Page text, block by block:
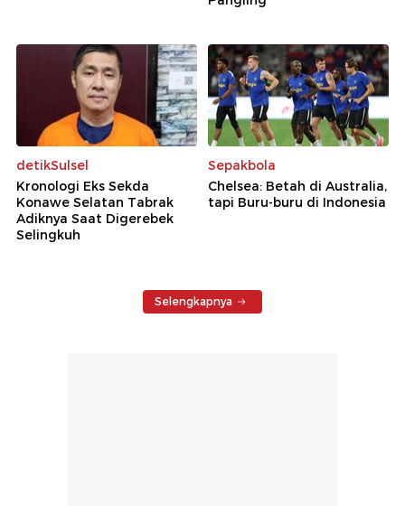
detikSulsel
Kronologi Eks Sekda
Konawe Selatan Tabrak
Adiknya Saat Digerebek
Selingkuh
Sepakbola
Chelsea: Betah di Australia,
tapi Buru-buru di Indonesia
Selengkapnya